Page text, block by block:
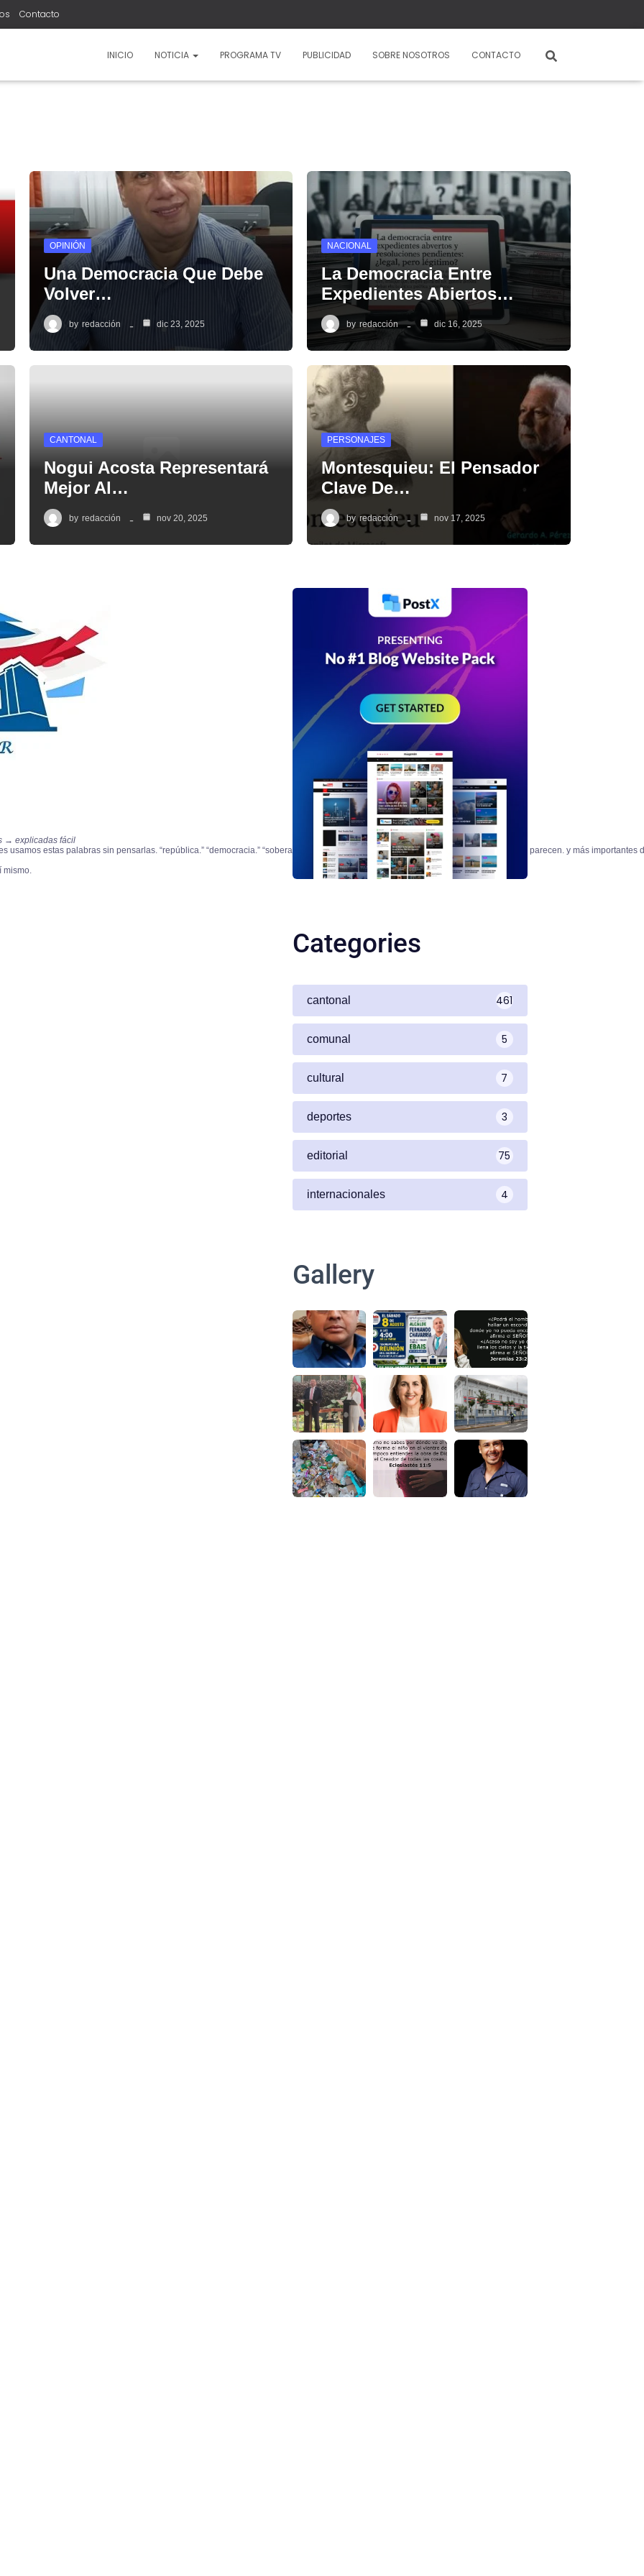
Contacto
INICIO NOTICIA PROGRAMA TV PUBLICIDAD SOBRE NOSOTROS CONTACTO
OPINIÓN
Una Democracia Que Debe
Volver…
by redacción dic 23, 2025
NACIONAL
La Democracia Entre
Expedientes Abiertos…
by redacción dic 16, 2025
CANTONAL
Nogui Acosta Representará
Mejor Al…
by redacción nov 20, 2025
PERSONAJES
Montesquieu: El Pensador
Clave De…
by redacción nov 17, 2025
→ explicadas fácil
usamos estas palabras sin pensarlas. “república.” “democracia.” “soberanía.” pero si las llevamos a tierra, son más simples de lo que parecen. y más importantes
mismo.
Categories
cantonal 461
comunal 5
cultural 7
deportes 3
editorial 75
internacionales 4
Gallery